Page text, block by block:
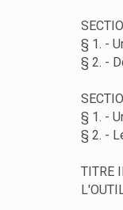
§ 1. -
§ 2. -
§ 1. -
§ 2. -
TITRE